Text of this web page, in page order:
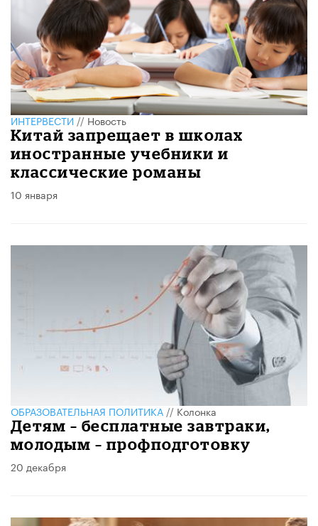
ИНТЕРВЕСТИ//Новость
Китай запрещает в школах
иностранные учебники и
классические романы
10 января
ОБРАЗОВАТЕЛЬНАЯ ПОЛИТИКА // Колонка
Детям – бесплатные завтраки,
молодым – профподготовку
20 декабря